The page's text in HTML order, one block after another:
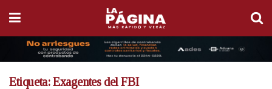
Etiqueta:Exagentes del FBI